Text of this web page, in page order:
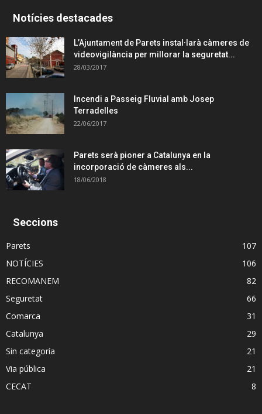
Notícies destacades
L’Ajuntament de Parets instal·larà càmeres de
videovigilància per millorar la seguretat...
28/03/2017
Incendi a Passeig Fluvial amb Josep
Terradelles
22/06/2017
Parets serà pioner a Catalunya en la
incorporació de càmeres als...
18/06/2018
Seccions
Parets
107
NOTÍCIES
106
RECOMANEM
82
Seguretat
66
Comarca
31
Catalunya
29
Sin categoría
21
Via pública
21
CECAT
8